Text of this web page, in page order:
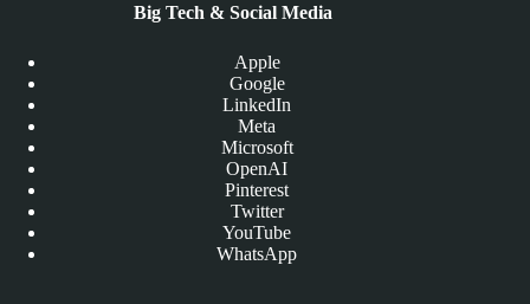
Big Tech & Social Media
Apple
Google
LinkedIn
Meta
Microsoft
OpenAI
Pinterest
Twitter
YouTube
WhatsApp